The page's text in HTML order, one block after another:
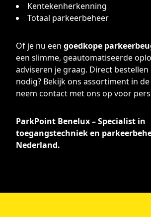
Kentekenherkenning
Totaal parkeerbeheer
Of je nu een goedkope
een slimme, geautomatiseerde
adviseren je graag. Direct bestellen
nodig? Bekijk ons assortiment in
neem contact met ons op voor
ParkPoint Benelux – Specialist in
toegangstechniek en
Nederland.